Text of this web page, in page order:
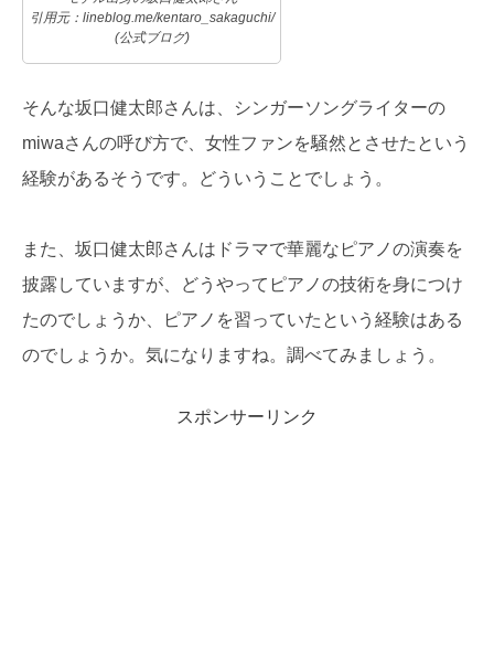
引用元：lineblog.me/kentaro_sakaguchi/
(公式ブログ)
そんな坂口健太郎さんは、シンガーソングライターの
miwaさんの呼び方で、女性ファンを騒然とさせたという
経験があるそうです。どういうことでしょう。
また、坂口健太郎さんはドラマで華麗なピアノの演奏を
披露していますが、どうやってピアノの技術を身につけ
たのでしょうか、ピアノを習っていたという経験はある
のでしょうか。気になりますね。調べてみましょう。
スポンサーリンク